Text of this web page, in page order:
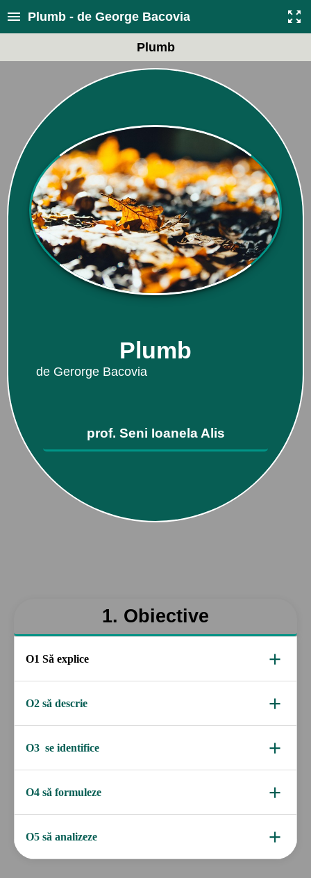
Plumb - de George Bacovia
Plumb
Plumb
de Gerorge Bacovia
prof. Seni Ioanela Alis
1. Obiective
O1 Să explice +
O2 să descrie +
O3 se identifice +
O4 să formuleze +
O5 să analizeze +